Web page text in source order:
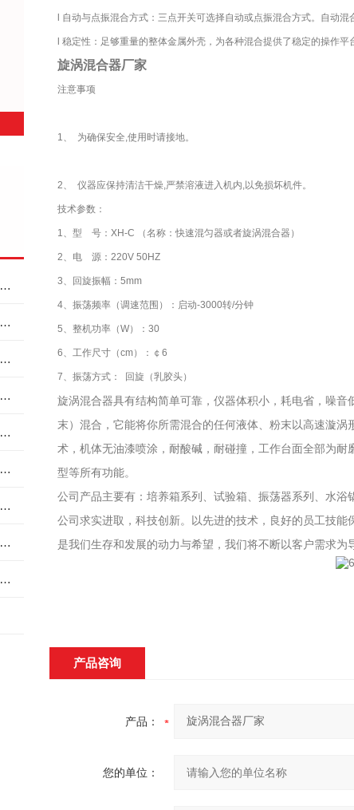
小型高温鼓风干燥箱的安全使用方法
双层恒温摇床在生命科学研究中起到了重要的作用
掌握这几点，气浴恒温振荡器维护保养不用愁
数显恒温光照培养箱应用领域十分广泛
分液漏斗振荡器维护和保养要求有哪些，快来了解下
关于石墨电热板的维护妙招分享
大功率电动搅拌器在日常中应该这样维护保养
自动式翻转式振荡器的维护保养你了解多少
植物生长箱是专门用于植物生长的设备
l 自动与点振混合方式：三点开关可选择自动或点振混合方式。自动混
l 稳定性：足够重量的整体金属外壳，为各种混合提供了稳定的操作平
旋涡混合器厂家
注意事项
1、 为确保安全,使用时请接地。
2、 仪器应保持清洁干燥,严禁溶液进入机内,以免损坏机件。
技术参数：
1、型 号：XH-C （名称：快速混匀器或者旋涡混合器）
2、电 源：220V 50HZ
3、回旋振幅：5mm
4、振荡频率（调速范围）：启动-3000转/分钟
5、整机功率（W）：30
6、工作尺寸（cm）：￠6
7、振荡方式： 回旋（乳胶头）
旋涡混合器具有结构简单可靠，仪器体积小，耗电省，噪
末）混合，它能将你所需混合的任何液体、粉末以高速漩
术，机体无油漆喷涂，耐酸碱，耐碰撞，工作台面全部为
型等所有功能。
公司产品主要有：培养箱系列、试验箱、振荡器系列、水
公司求实进取，科技创新。以先进的技术，良好的员工技
是我们生存和发展的动力与希望，我们将不断以客户需求为
产品咨询
产品：
您的单位：